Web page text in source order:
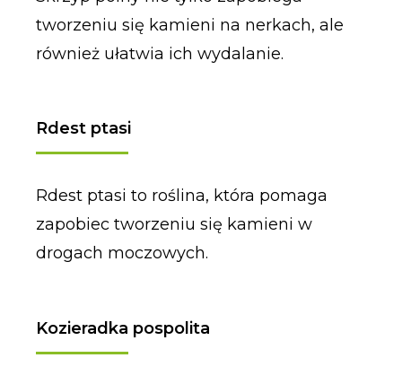
tworzeniu się kamieni na nerkach, ale
również ułatwia ich wydalanie.
Rdest ptasi
Rdest ptasi to roślina, która pomaga
zapobiec tworzeniu się kamieni w
drogach moczowych.
Kozieradka pospolita